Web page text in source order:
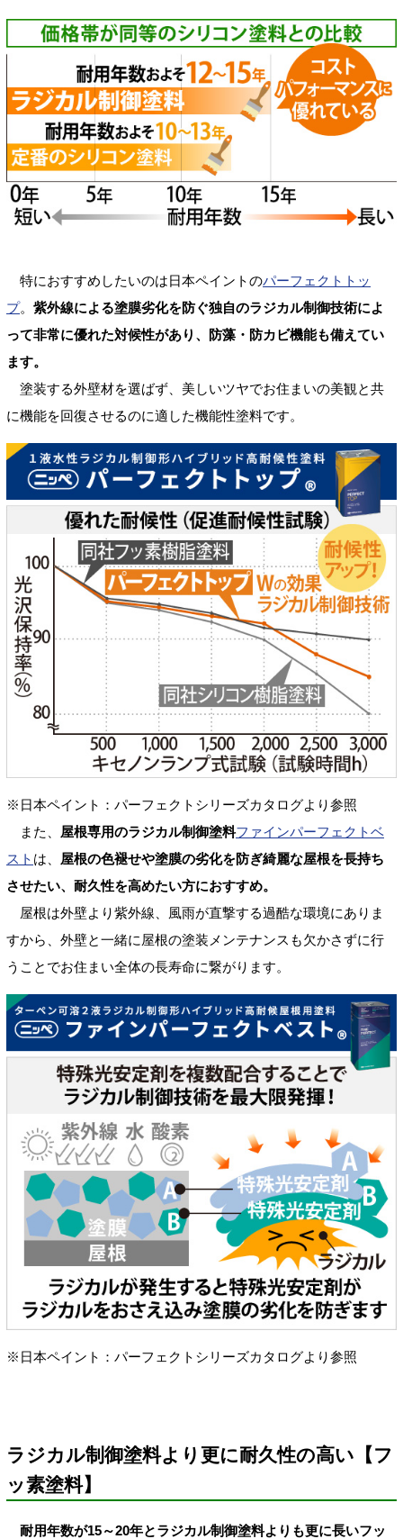
特におすすめしたいのは日本ペイントのパーフェクトトッ
プ。 紫外線による塗膜劣化を防ぐ独自のラジカル制御技術によ
って非常に優れた対候性があり、防藻・防カビ機能も備えてい
ます。
塗装する外壁材を選ばず、美しいツヤでお住まいの美観と共
に機能を回復させるのに適した機能性塗料です。
※日本ペイント：パーフェクトシリーズカタログより参照
また、 屋根専用のラジカル制御塗料ファインパーフェクトベ
スト は、 屋根の色褪せや塗膜の劣化を防ぎ綺麗な屋根を長持ち
させたい、耐久性を高めたい方におすすめ。
屋根は外壁より紫外線、風雨が直撃する過酷な環境にありま
すから、外壁と一緒に屋根の塗装メンテナンスも欠かさずに行
うことでお住まい全体の長寿命に繋がります。
※日本ペイント：パーフェクトシリーズカタログより参照
ラジカル制御塗料より更に耐久性の高い【フ
ッ素塗料】
耐用年数が15～20年とラジカル制御塗料よりも更に長いフッ